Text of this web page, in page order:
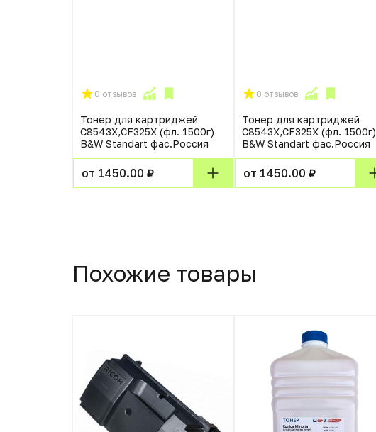
0 отзывов
Тонер для картриджей
C8543X,CF325X (фл. 1500г)
B&W Standart фас.Россия
от 1450.00 ₽
0 отзывов
Тонер для картриджей
C8543X,CF325X (фл. 1500г)
B&W Standart фас.Россия
от 1450.00 ₽
Похожие товары